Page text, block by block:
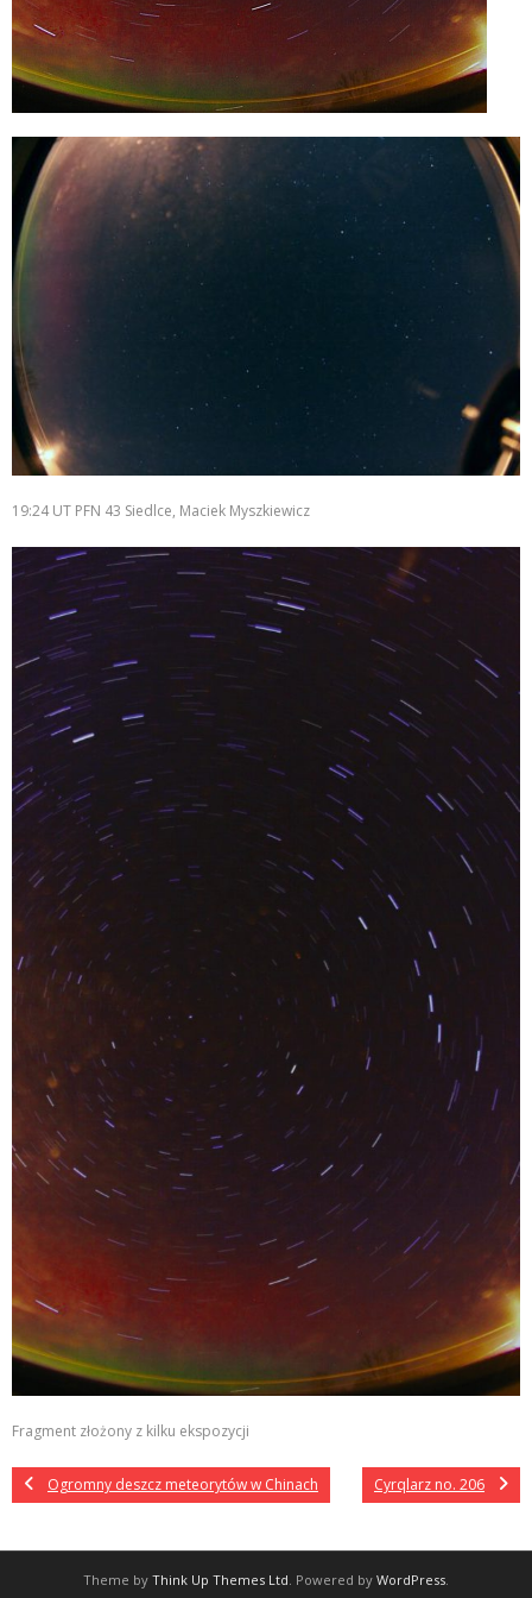
19:24 UT PFN 43 Siedlce, Maciek Myszkiewicz
Fragment złożony z kilku ekspozycji
Ogromny deszcz meteorytów w Chinach Cyrqlarz no. 206
Theme by Think Up Themes Ltd. Powered by WordPress.